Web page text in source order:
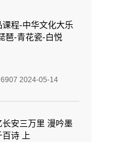
课程-中华文化大乐
琶-青花瓷-白悦
6907 2024-05-14
长安三万里 漫吟墨
百诗 上